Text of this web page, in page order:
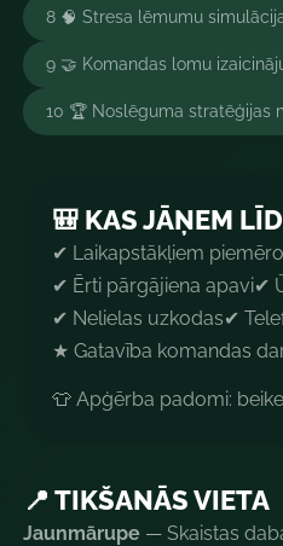
8 🧠 Stresa lēmumu
9 🤝 Komandas lomu
10 🏆 Noslēguma stratēģijas
🎒 KAS JĀŅEM
✔ Laikapstākļiem
✔ Ērti pārgājiena apavi✔
✔ Nelielas uzkodas✔
★ Gatavība komandas
👕 Apģērba padomi:
📍 TIKŠANĀS VIETA
Jaunmārupe — Skaistas